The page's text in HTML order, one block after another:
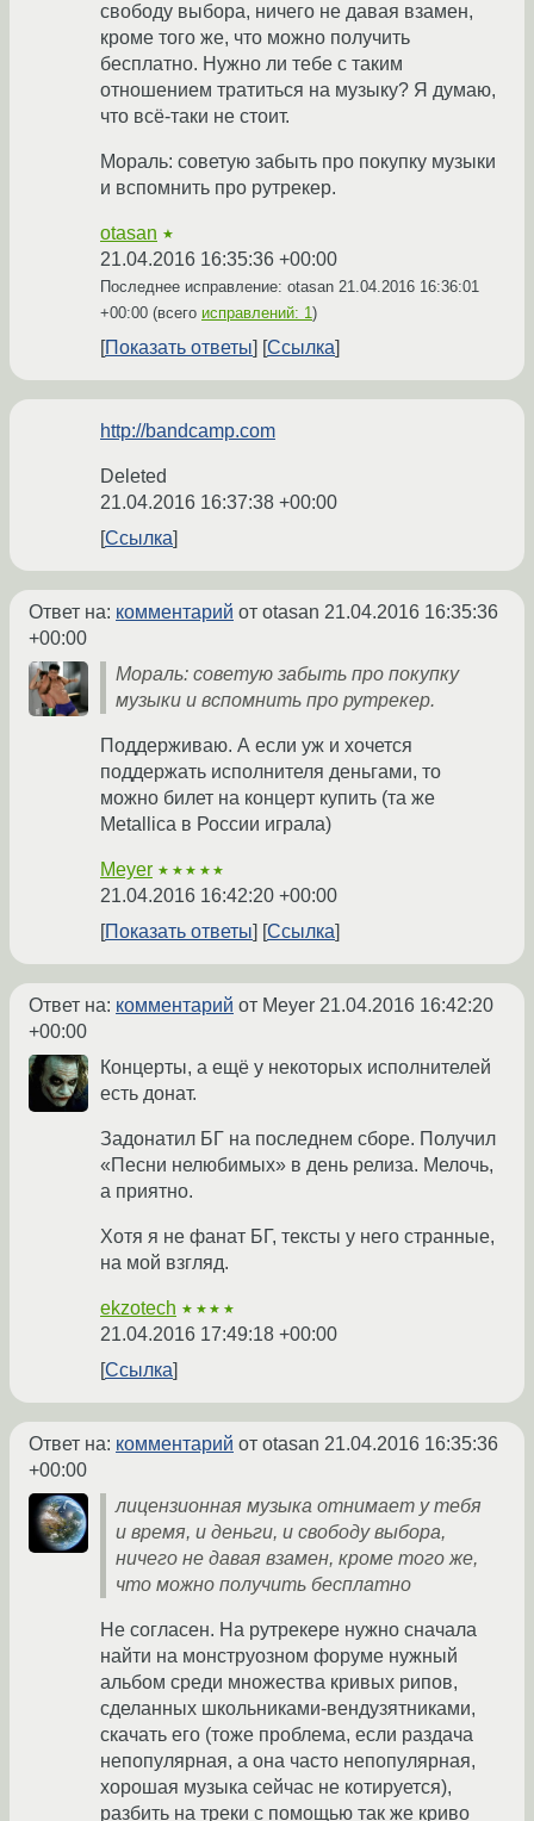
свободу выбора, ничего не давая взамен,
кроме того же, что можно получить
бесплатно. Нужно ли тебе с таким
отношением тратиться на музыку? Я думаю,
что всё-таки не стоит.
Мораль: советую забыть про покупку музыки
и вспомнить про рутрекер.
otasan ★
21.04.2016 16:35:36 +00:00
Последнее исправление: otasan 21.04.2016 16:36:01
+00:00 (всего исправлений: 1)
Показать ответы Ссылка
http://bandcamp.com
Deleted
21.04.2016 16:37:38 +00:00
Ссылка
Ответ на: комментарий от otasan 21.04.2016 16:35:36
+00:00
Мораль: советую забыть про покупку
музыки и вспомнить про рутрекер.
Поддерживаю. А если уж и хочется
поддержать исполнителя деньгами, то
можно билет на концерт купить (та же
Metallica в России играла)
Meyer ★★★★★
21.04.2016 16:42:20 +00:00
Показать ответы
Ссылка
Ответ на: комментарий от Meyer 21.04.2016 16:42:20
+00:00
Концерты, а ещё у некоторых исполнителей
есть донат.
Задонатил БГ на последнем сборе. Получил
«Песни нелюбимых» в день релиза. Мелочь,
а приятно.
Хотя я не фанат БГ, тексты у него странные,
на мой взгляд.
ekzotech ★★★★
21.04.2016 17:49:18 +00:00
Ссылка
Ответ на: комментарий от otasan 21.04.2016 16:35:36
+00:00
лицензионная музыка отнимает у тебя
и время, и деньги, и свободу выбора,
ничего не давая взамен, кроме того же,
что можно получить бесплатно
Не согласен. На рутрекере нужно сначала
найти на монструозном форуме нужный
альбом среди множества кривых рипов,
сделанных школьниками-вендузятниками,
скачать его (тоже проблема, если раздача
непопулярная, а она часто непопулярная,
хорошая музыка сейчас не котируется),
разбить на треки с помощью так же криво